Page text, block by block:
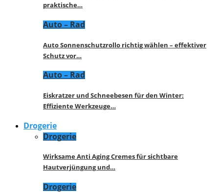
praktische…
Auto – Rad
Auto Sonnenschutzrollo richtig wählen – effektiver
Schutz vor…
Auto – Rad
Eiskratzer und Schneebesen für den Winter:
Effiziente Werkzeuge…
Drogerie
Drogerie
Wirksame Anti Aging Cremes für sichtbare
Hautverjüngung und…
Drogerie